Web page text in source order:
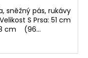
sněžný pás, rukávy
S Prsa: 51 cm
cm (96...